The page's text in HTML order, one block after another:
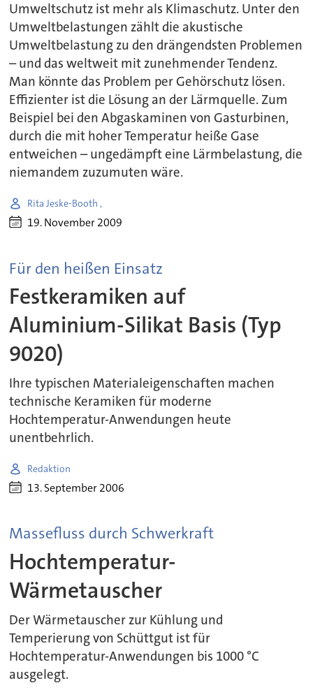
Umweltschutz ist mehr als Klimaschutz. Unter den
Umweltbelastungen zählt die akustische
Umweltbelastung zu den drängendsten Problemen
– und das weltweit mit zunehmender Tendenz.
Man könnte das Problem per Gehörschutz lösen.
Effizienter ist die Lösung an der Lärmquelle. Zum
Beispiel bei den Abgaskaminen von Gasturbinen,
durch die mit hoher Temperatur heiße Gase
entweichen – ungedämpft eine Lärmbelastung, die
niemandem zuzumuten wäre.
Rita Jeske-Booth ,
19. November 2009
Für den heißen Einsatz
Festkeramiken auf
Aluminium-Silikat Basis (Typ
9020)
Ihre typischen Materialeigenschaften machen
technische Keramiken für moderne
Hochtemperatur-Anwendungen heute
unentbehrlich.
Redaktion
13. September 2006
Massefluss durch Schwerkraft
Hochtemperatur-
Wärmetauscher
Der Wärmetauscher zur Kühlung und
Temperierung von Schüttgut ist für
Hochtemperatur-Anwendungen bis 1000 °C
ausgelegt.